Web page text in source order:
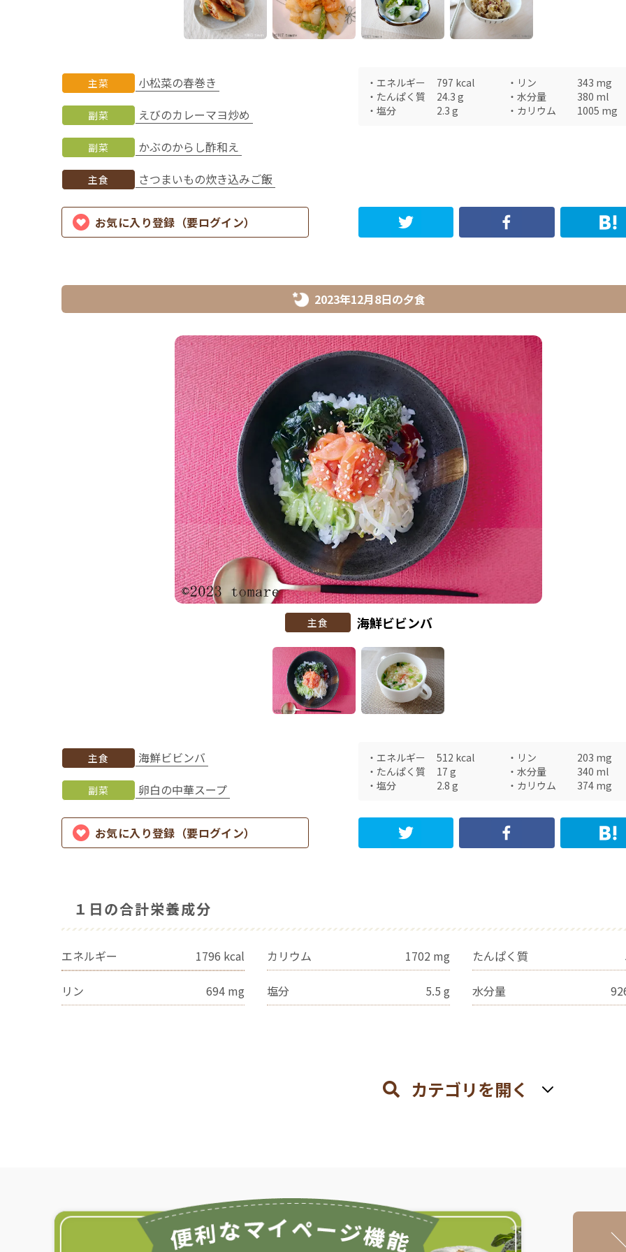
主菜 小松菜の春巻き
副菜 えびのカレーマヨ炒め
副菜 かぶのからし酢和え
主食 さつまいもの炊き込みご飯
・ エネルギー 797 kcal ・ リン 343 mg
・ たんぱく質 24.3 g ・ 水分量 380 ml
・ 塩分 2.3 g ・ カリウム 1005 mg
お気に入り登録（要ログイン）
2023年12月8日の夕食
主食 海鮮ビビンバ
主食 海鮮ビビンバ
副菜 卵白の中華スープ
・ エネルギー 512 kcal ・ リン 203 mg
・ たんぱく質 17 g ・ 水分量 340 ml
・ 塩分 2.8 g ・ カリウム 374 mg
お気に入り登録（要ログイン）
１日の合計栄養成分
エネルギー 1796 kcal カリウム 1702 mg たんぱく質
リン 694 mg 塩分 5.5 g 水分量
カテゴリを開く